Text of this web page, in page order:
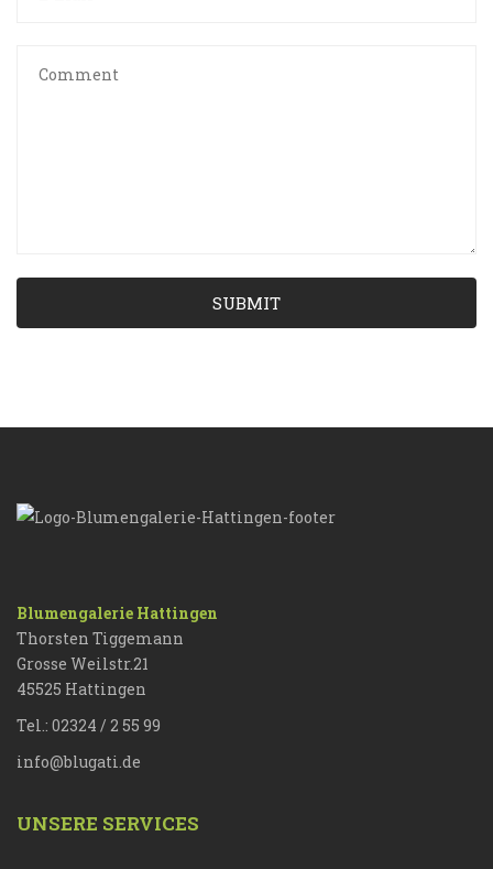
SUBMIT
Blumengalerie Hattingen
Thorsten Tiggemann
Grosse Weilstr.21
45525 Hattingen
Tel.: 02324 / 2 55 99
info@blugati.de
UNSERE SERVICES